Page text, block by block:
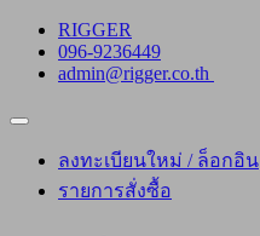
Skip
content
RIGGER
096-9236449
admin@rigger.co.th
Topbar
ลงทะเบียนใหม่ / ล็อกอิน
รายการสั่งซื้อ